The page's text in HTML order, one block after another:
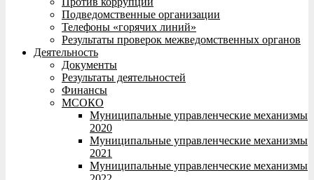
Подведомственные организации
Телефоны «горячих линий»
Результаты проверок межведомственных органов
Деятельность
Документы
Результаты деятельностей
Финансы
МСОКО
Муниципальные управленческие механизмы
2020
Муниципальные управленческие механизмы
2021
Муниципальные управленческие механизмы